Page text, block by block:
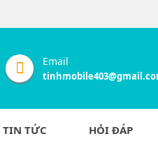
Email
TIN TỨC HỎI ĐÁP